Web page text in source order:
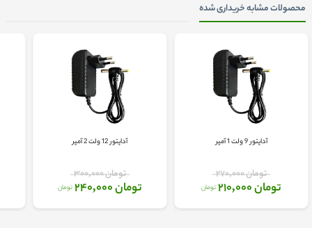
محصولات مشابه خریداری شده
آداپتور 9 ولت 1 آمپر
تومان 270,000
تومان 210,000 تومان
آداپتور 12 ولت 2 آمپر
تومان 300,000
تومان 240,000 تومان